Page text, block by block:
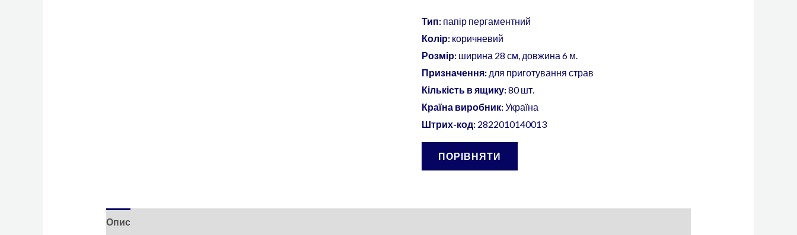
Тип: папір пергаментний
Колір: коричневий
Розмір: ширина 28 см, довжина 6 м.
Призначення: для приготування страв
Кількість в ящику:80 шт.
Країна виробник:Україна
Штрих-код: 2822010140013
ПОРІВНЯТИ
Опис